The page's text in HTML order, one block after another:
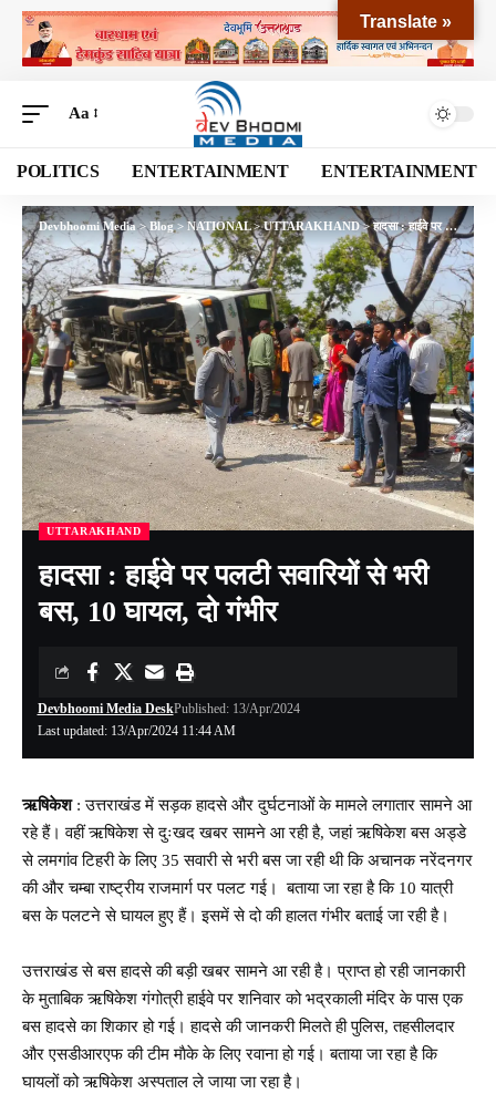
Aa
POLITICS ENTERTAINMENT ENTERTAINMENT
Devbhoomi Media>Blog>NATIONAL>UTTARAKHAND>हादसा : हाईवे पर पलटी सवारियों से भरी बस, 10 घायल, दो गंभीर
UTTARAKHAND
हादसा : हाईवे पर पलटी सवारियों से भरी
बस, 10 घायल, दो गंभीर
Last updated: 13/Apr/2024 11:44 AM
Devbhoomi Media DeskPublished: 13/Apr/2024
ऋषिकेश: उत्तराखंड में सड़क हादसे और दुर्घटनाओं के मामले लगातार सामने आ
रहे हैं। वहीं ऋषिकेश से दुःखद खबर सामने आ रही है, जहां ऋषिकेश बस अड्डे
से लमगांव टिहरी के लिए 35 सवारी से भरी बस जा रही थी कि अचानक नरेंदनगर
की और चम्बा राष्ट्रीय राजमार्ग पर पलट गई। बताया जा रहा है कि 10 यात्री
बस के पलटने से घायल हुए हैं। इसमें से दो की हालत गंभीर बताई जा रही है।
उत्तराखंड से बस हादसे की बड़ी खबर सामने आ रही है। प्राप्त हो रही जानकारी
के मुताबिक ऋषिकेश गंगोत्री हाईवे पर शनिवार को भद्रकाली मंदिर के पास एक
बस हादसे का शिकार हो गई। हादसे की जानकरी मिलते ही पुलिस, तहसीलदार
और एसडीआरएफ की टीम माैके के लिए रवाना हो गई। बताया जा रहा है कि
घायलों को ऋषिकेश अस्पताल ले जाया जा रहा है।
Translate »